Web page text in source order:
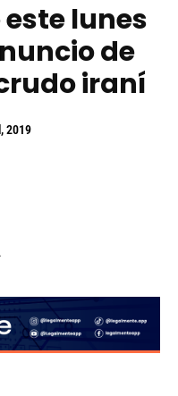
lunes
de
iraní
2019